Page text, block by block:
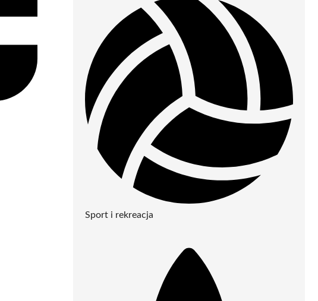
Sport i rekreacja